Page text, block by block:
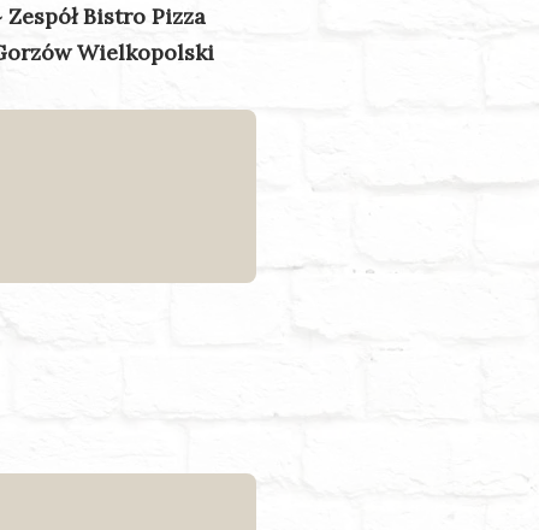
Zespół Bistro Pizza
Wielkopolski